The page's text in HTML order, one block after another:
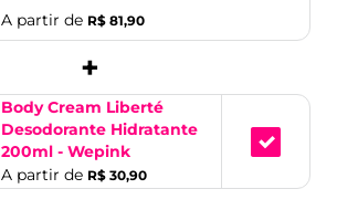
A partir de R$ 81,90
+
Body Cream Liberté
Desodorante Hidratante
200ml - Wepink
A partir de R$ 30,90